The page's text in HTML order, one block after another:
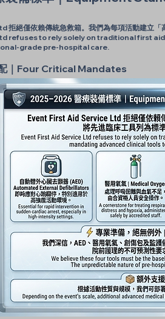
絕僅依賴傳統急救箱。我們為每項活動建立「
refuses to rely solely on traditional first
grade pre-hospital care.
｜Four Critical Mandates